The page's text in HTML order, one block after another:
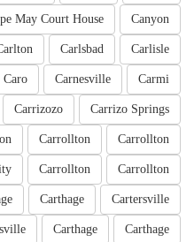
Canyon
May Court House
Carlisle
Carlsbad
Carmi
Carnesville
Caro
Carrizo Springs
Carrizozo
Carrollton
Carrollton
Carrollton
Carrollton
Cartersville
Carthage
Carthage
Carthage